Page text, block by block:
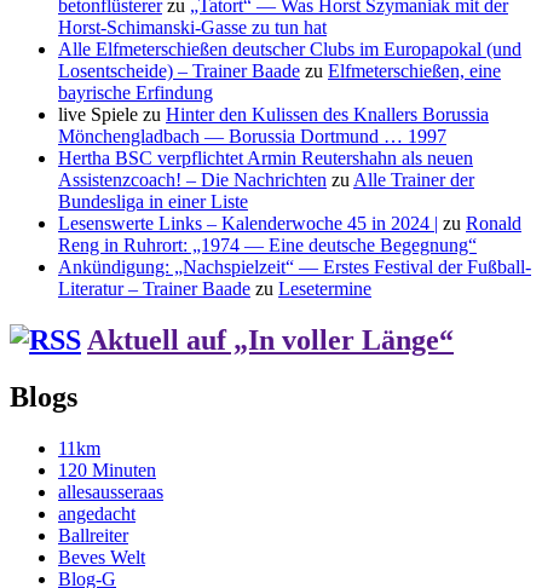
betonflüstererzu „Tatort“ — Was Horst Szymaniak mit der
Horst-Schimanski-Gasse zu tun hat
Alle Elfmeterschießen deutscher Clubs im Europapokal (und
Losentscheide) – Trainer Baade zu Elfmeterschießen, eine
bayrische Erfindung
live Spiele zu Hinter den Kulissen des Knallers Borussia
Mönchengladbach — Borussia Dortmund … 1997
Hertha BSC verpflichtet Armin Reutershahn als neuen
Assistenzcoach! – Die Nachrichten zu Alle Trainer der
Bundesliga in einer Liste
Lesenswerte Links – Kalenderwoche 45 in 2024 | zu Ronald
Reng in Ruhrort: „1974 — Eine deutsche Begegnung“
Ankündigung: „Nachspielzeit“ — Erstes Festival der Fußball-
Literatur – Trainer Baade zu Lesetermine
Aktuell auf „In voller Länge“
Blogs
11km
120 Minuten
allesausseraas
angedacht
Ballreiter
Beves Welt
Blog-G